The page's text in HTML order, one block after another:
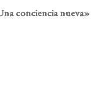
conciencia nueva»